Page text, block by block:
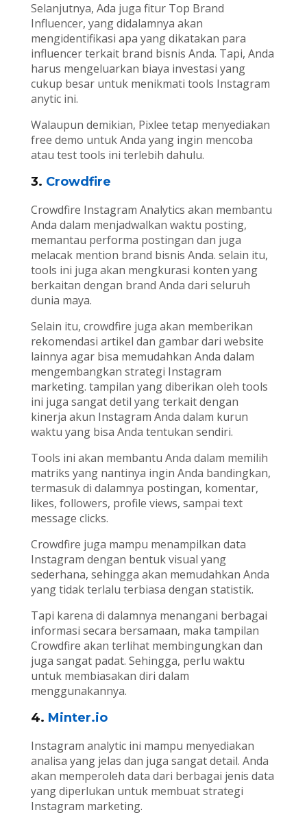
Selanjutnya, Ada juga fitur Top Brand
Influencer, yang didalamnya akan
mengidentifikasi apa yang dikatakan para
influencer terkait brand bisnis Anda. Tapi, Anda
harus mengeluarkan biaya investasi yang
cukup besar untuk menikmati tools Instagram
anytic ini.
Walaupun demikian, Pixlee tetap menyediakan
free demo untuk Anda yang ingin mencoba
atau test tools ini terlebih dahulu.
3. Crowdfire
Crowdfire Instagram Analytics akan membantu
Anda dalam menjadwalkan waktu posting,
memantau performa postingan dan juga
melacak mention brand bisnis Anda. selain itu,
tools ini juga akan mengkurasi konten yang
berkaitan dengan brand Anda dari seluruh
dunia maya.
Selain itu, crowdfire juga akan memberikan
rekomendasi artikel dan gambar dari website
lainnya agar bisa memudahkan Anda dalam
mengembangkan strategi Instagram
marketing. tampilan yang diberikan oleh tools
ini juga sangat detil yang terkait dengan
kinerja akun Instagram Anda dalam kurun
waktu yang bisa Anda tentukan sendiri.
Tools ini akan membantu Anda dalam memilih
matriks yang nantinya ingin Anda bandingkan,
termasuk di dalamnya postingan, komentar,
likes, followers, profile views, sampai text
message clicks.
Crowdfire juga mampu menampilkan data
Instagram dengan bentuk visual yang
sederhana, sehingga akan memudahkan Anda
yang tidak terlalu terbiasa dengan statistik.
Tapi karena di dalamnya menangani berbagai
informasi secara bersamaan, maka tampilan
Crowdfire akan terlihat membingungkan dan
juga sangat padat. Sehingga, perlu waktu
untuk membiasakan diri dalam
menggunakannya.
4. Minter.io
Instagram analytic ini mampu menyediakan
analisa yang jelas dan juga sangat detail. Anda
akan memperoleh data dari berbagai jenis data
yang diperlukan untuk membuat strategi
Instagram marketing.